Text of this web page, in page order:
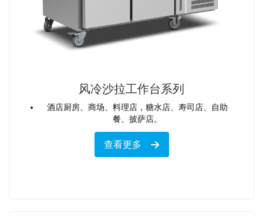
风冷沙拉工作台系列
酒店厨房、商场、料理店，糖水店、寿司店、自助
餐、披萨店。
查看更多